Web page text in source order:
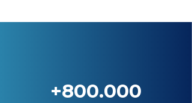
+800.000